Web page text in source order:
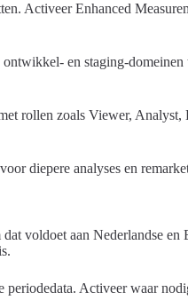
Activeer Enhanced
en staging-
rollen zoals Viewer,
diepere analyses en
voldoet aan Nederlandse
Activeer waar